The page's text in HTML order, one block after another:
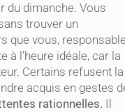
du dimanche. Vous
trouver un
que vous, responsable
à l’heure idéale, car la
Certains refusent la
acquis en gestes
rationnelles. Il